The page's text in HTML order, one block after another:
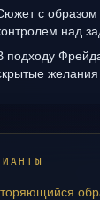
с
над
подходу
желания